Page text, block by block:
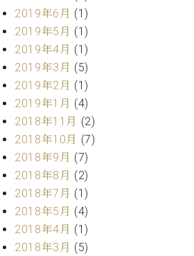
マ
ン
ト
ラ
デ
ィ
シ
ョ
ン
W.
ホ
フ
マ
ン
ヴ
セ
ン
タ
ー
タ
ッ
フ
ご
挨
拶
術
者
紹
2019年6月 (1)
2019年5月 (1)
2019年4月 (1)
2019年3月 (5)
2019年2月 (1)
2019年1月 (4)
2018年11月 (2)
2018年10月 (7)
2018年9月 (7)
2018年8月 (2)
2018年7月 (1)
2018年5月 (4)
2018年4月 (1)
2018年3月 (5)